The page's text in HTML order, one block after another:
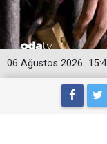
06 Ağustos 2026